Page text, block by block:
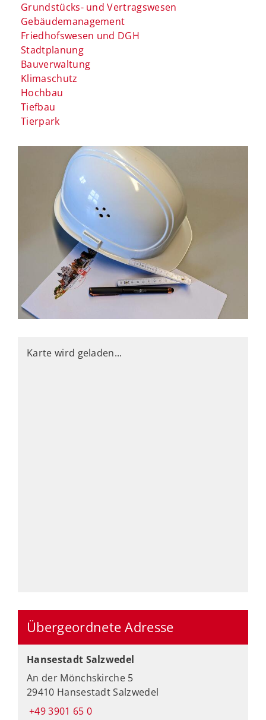
Grundstücks- und Vertragswesen
Gebäudemanagement
Friedhofswesen und DGH
Stadtplanung
Bauverwaltung
Klimaschutz
Hochbau
Tiefbau
Tierpark
Karte wird geladen...
Übergeordnete Adresse
Hansestadt Salzwedel
An der Mönchskirche 5
29410 Hansestadt Salzwedel
+49 3901 65 0